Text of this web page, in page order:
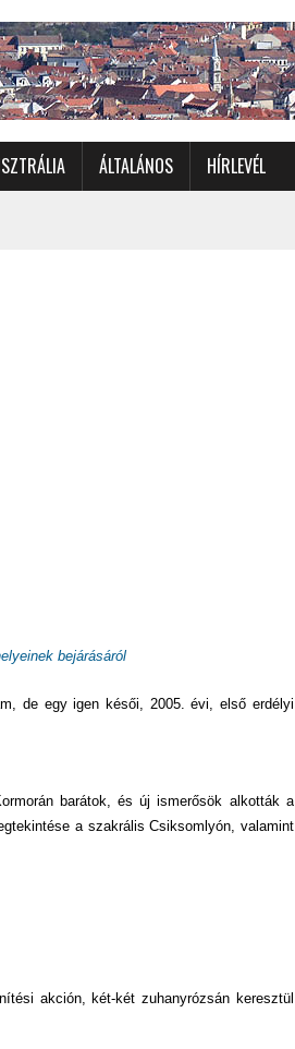
ÁLTALÁNOS HÍRLEVÉL
bejárásáról
de egy igen késői, 2005. évi, első erdélyi
barátok, és új ismerősök alkották a
a szakrális Csiksomlyón, valamint
akción, két-két zuhanyrózsán keresztül